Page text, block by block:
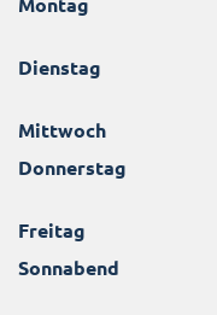
Dienstag
Mittwoch
Donnerstag
Freitag
Sonnabend